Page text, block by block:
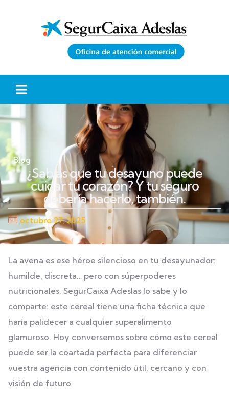
Blog
¿Sabías que tu desayuno puede
cuidar tu corazón? Y tu seguro
debería hacerlo, también.
octubre 27, 2025
La avena es ese héroe silencioso en tu desayunador:
humilde, discreta… pero con súperpoderes
nutricionales. SegurCaixa Adeslas lo sabe y lo
comparte: este cereal tiene una ficha técnica que
haría palidecer a cualquier superalimento
glamuroso. Hoy conversemos sobre cómo este cereal
puede ser la coartada perfecta para diferenciar
vuestra agencia con contenido útil, cercano y con
visión de futuro